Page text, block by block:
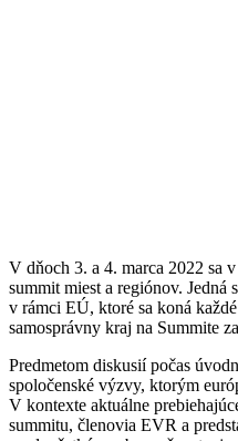
V dňoch 3. a 4. marca 2022 sa
summit miest a regiónov. Jedná
v rámci EÚ, ktoré sa koná
samosprávny kraj na Summite
Predmetom diskusií počas
spoločenské výzvy, ktorým
V kontexte aktuálne
summitu, členovia EVR a